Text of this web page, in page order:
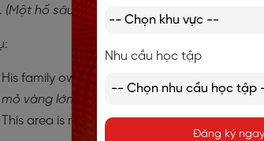
(Một hố sâu hoặc hệ thống hố dưới lòng
His family owns one of the largest gold mines
mỏ vàng lớn nhất khu vực.)
This area is rich in copper mines.(Khu vực
Nhu cầu học tập
Đăng ký ngay